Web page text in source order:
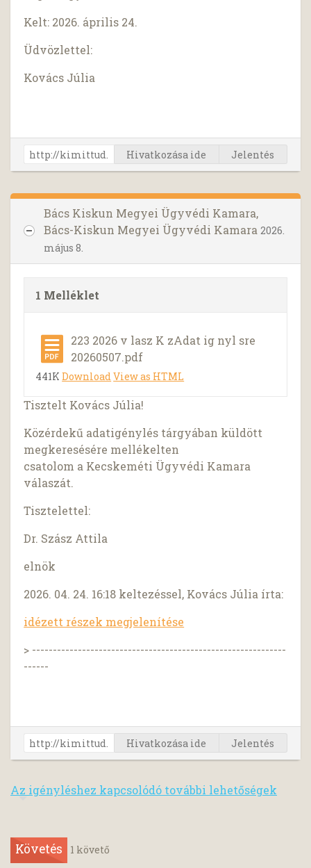
Kelt: 2026. április 24.
Üdvözlettel:
Kovács Júlia
Hivatkozása ide Jelentés
Bács Kiskun Megyei Ügyvédi Kamara,
Bács-Kiskun Megyei Ügyvédi Kamara 2026.
május 8.
1 Melléklet
223 2026 v lasz K zAdat ig nyl sre
20260507.pdf
441KDownloadView as HTML
Tisztelt Kovács Júlia!
Közérdekű adatigénylés tárgyában küldött
megkeresésére mellékelten
csatolom a Kecskeméti Ügyvédi Kamara
válaszát.
Tisztelettel:
Dr. Szász Attila
elnök
2026. 04. 24. 16:18 keltezéssel, Kovács Júlia írta:
idézett részek megjelenítése
> -------------------------------------------------------------
------
Hivatkozása ide Jelentés
Az igényléshez kapcsolódó további lehetőségek
Követés 1 követő